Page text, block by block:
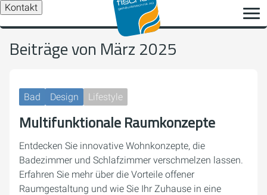
Kontakt
Beiträge von März 2025
Bad Design Lifestyle
Multifunktionale Raumkonzepte
Entdecken Sie innovative Wohnkonzepte, die
Badezimmer und Schlafzimmer verschmelzen lassen.
Erfahren Sie mehr über die Vorteile offener
Raumgestaltung und wie Sie Ihr Zuhause in eine